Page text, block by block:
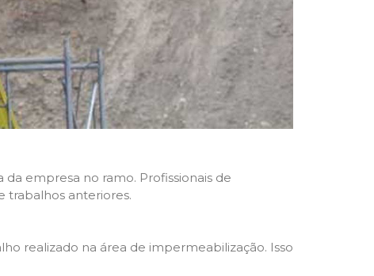
empresa no ramo. Profissionais de
trabalhos anteriores.
realizado na área de impermeabilização. Isso